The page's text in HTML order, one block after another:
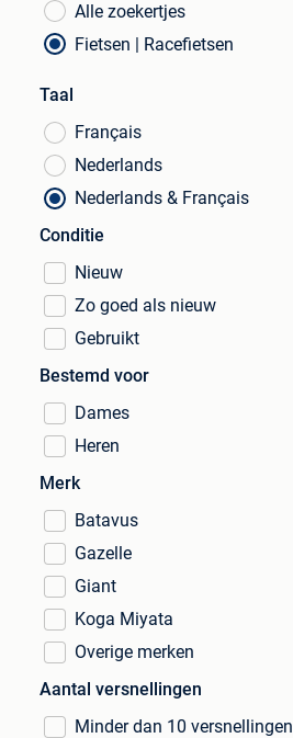
Alle zoekertjes
Fietsen | Racefietsen
Taal
Français
Nederlands
Nederlands & Français
Conditie
Nieuw
Zo goed als nieuw
Gebruikt
Bestemd voor
Dames
Heren
Merk
Batavus
Gazelle
Giant
Koga Miyata
Overige merken
Aantal versnellingen
Minder dan 10 versnellingen